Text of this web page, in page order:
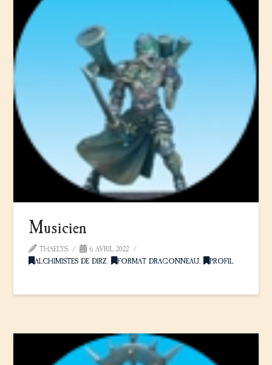
Musicien
THAELYS
6 AVRIL 2022
ALCHIMISTES DE DIRZ, FORMAT DRAGONNEAU, PROFIL